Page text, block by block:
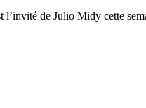
de Julio Midy cette